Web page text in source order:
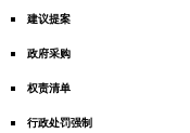
建议提案
政府采购
权责清单
行政处罚强制